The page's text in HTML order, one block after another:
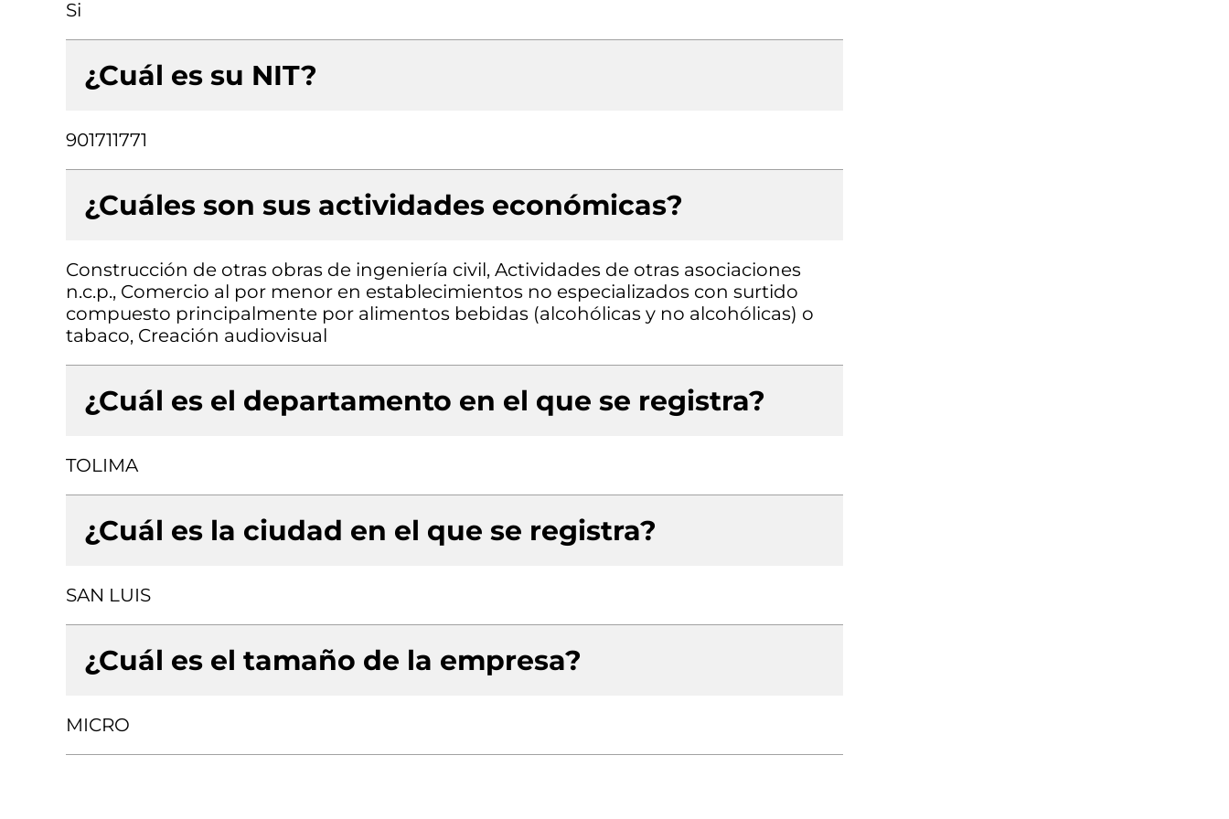
Si
¿Cuál es su NIT?
901711771
¿Cuáles son sus actividades económicas?
Construcción de otras obras de ingeniería civil, Actividades de otras asociaciones
n.c.p., Comercio al por menor en establecimientos no especializados con surtido
compuesto principalmente por alimentos bebidas (alcohólicas y no alcohólicas) o
tabaco, Creación audiovisual
¿Cuál es el departamento en el que se registra?
TOLIMA
¿Cuál es la ciudad en el que se registra?
SAN LUIS
¿Cuál es el tamaño de la empresa?
MICRO